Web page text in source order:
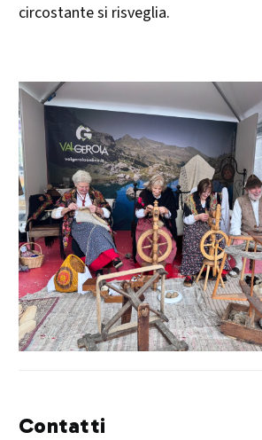
circostante si risveglia.​
Contatti